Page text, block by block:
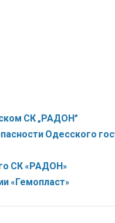
СК „РАДОН”
Одесского
СК «РАДОН»
«Гемопласт»